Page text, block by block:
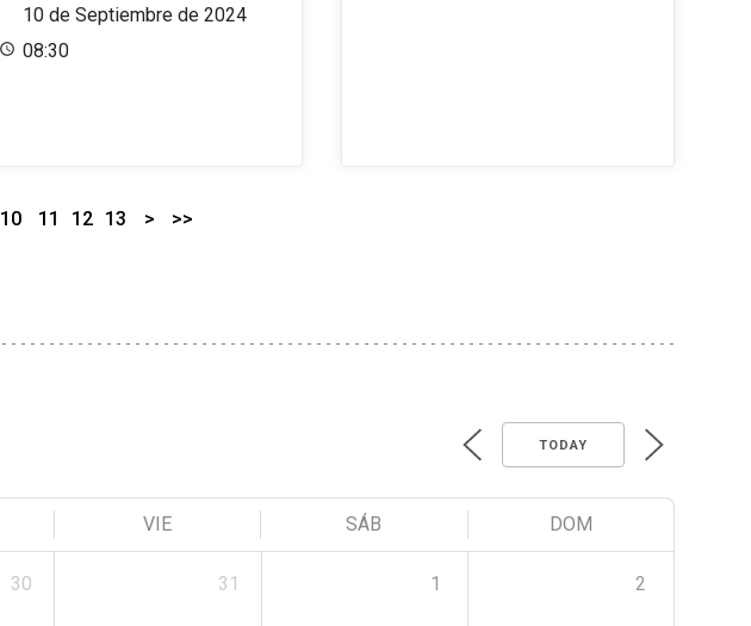
10 de Septiembre de 2024
08:30
10 11 12 13 > >>
TODAY
VIE SÁB DOM
30 31 1 2